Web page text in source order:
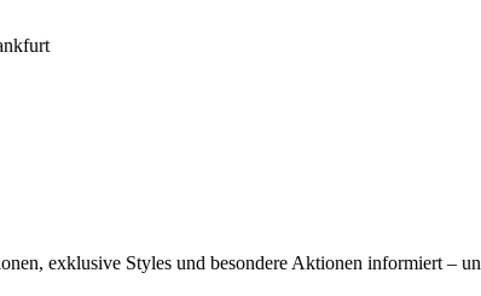
exklusive Styles und besondere Aktionen informiert –